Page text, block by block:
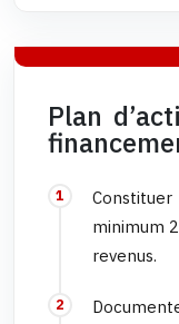
Plan
minimum
revenus.